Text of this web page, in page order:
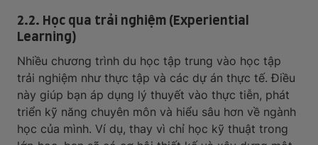
2.2. Học qua trải nghiệm (Experiential
Learning)
Nhiều chương trình du học tập trung vào học tập
trải nghiệm như thực tập và các dự án thực tế. Điều
này giúp bạn áp dụng lý thuyết vào thực tiễn, phát
triển kỹ năng chuyên môn và hiểu sâu hơn về ngành
học của mình. Ví dụ, thay vì chỉ học kỹ thuật trong